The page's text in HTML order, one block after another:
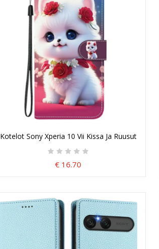
Kotelot Sony Xperia 10 Vii Kissa Ja Ruusut
€ 16.70